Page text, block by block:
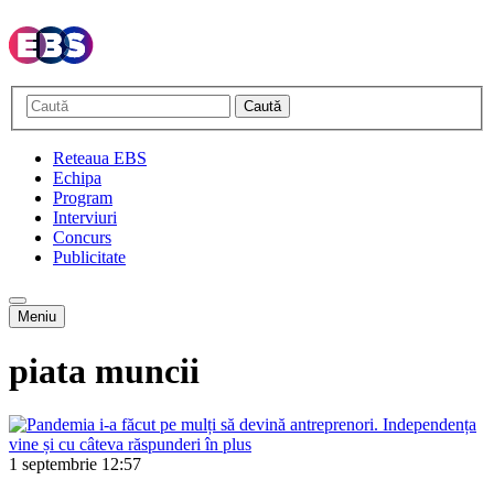
Caută
Reteaua EBS
Echipa
Program
Interviuri
Concurs
Publicitate
Meniu
piata muncii
1 septembrie 12:57